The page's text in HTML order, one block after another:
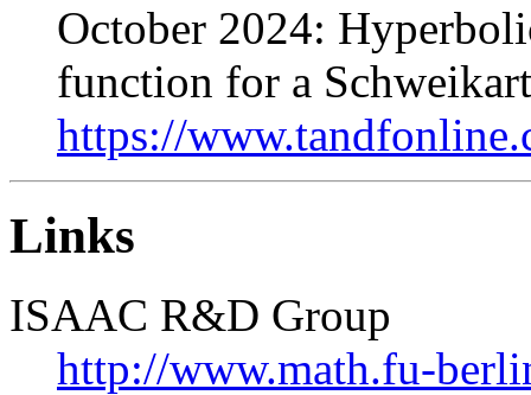
October 2024:
function for a
https://
Links
ISAAC R&D Group
http://www.math.fu-